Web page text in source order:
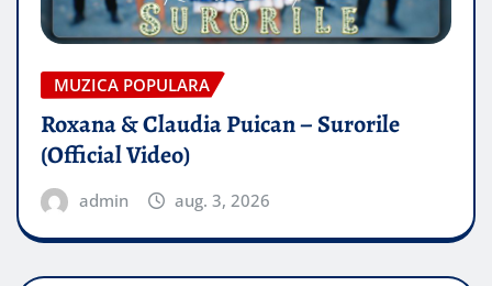
MUZICA POPULARA
Roxana & Claudia Puican – Surorile
(Official Video)
admin aug. 3, 2026